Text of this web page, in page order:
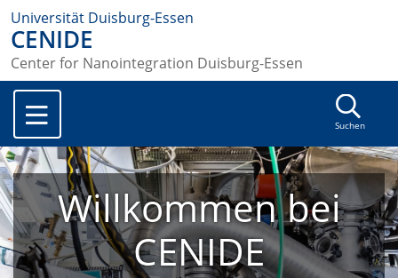
Universität Duisburg-Essen
CENIDE
Center for Nanointegration Duisburg-Essen
Suchen
Willkommen bei
CENIDE